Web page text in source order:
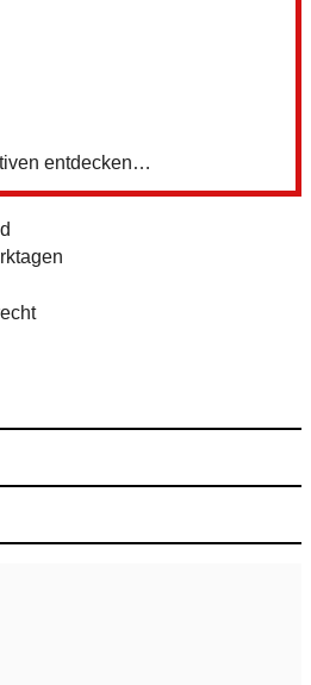
entdecken…